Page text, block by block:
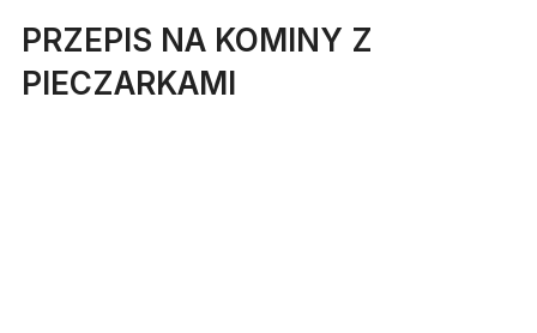
PRZEPIS NA KOMINY Z
PIECZARKAMI